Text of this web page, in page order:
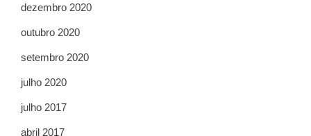
dezembro 2020
outubro 2020
setembro 2020
julho 2020
julho 2017
abril 2017